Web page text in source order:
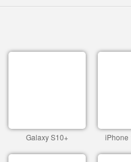
Galaxy S10+ iPhone